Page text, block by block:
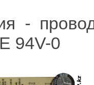
-
94V-0